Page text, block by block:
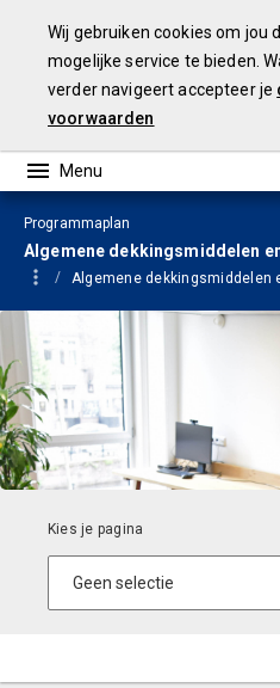
Wij gebruiken cookies om jou
mogelijke service te bieden.
verder navigeert accepteer je
voorwaarden
Programmaplan
Algemene dekkingsmiddelen
Algemene dekkingsmiddelen